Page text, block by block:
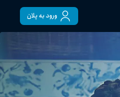
ورود به پلان